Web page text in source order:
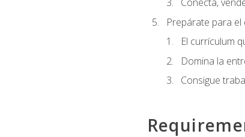
Prepárate para el
El currículum
Domina la
Consigue